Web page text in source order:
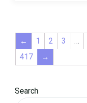
← 1 2 3 …
417
→
Search